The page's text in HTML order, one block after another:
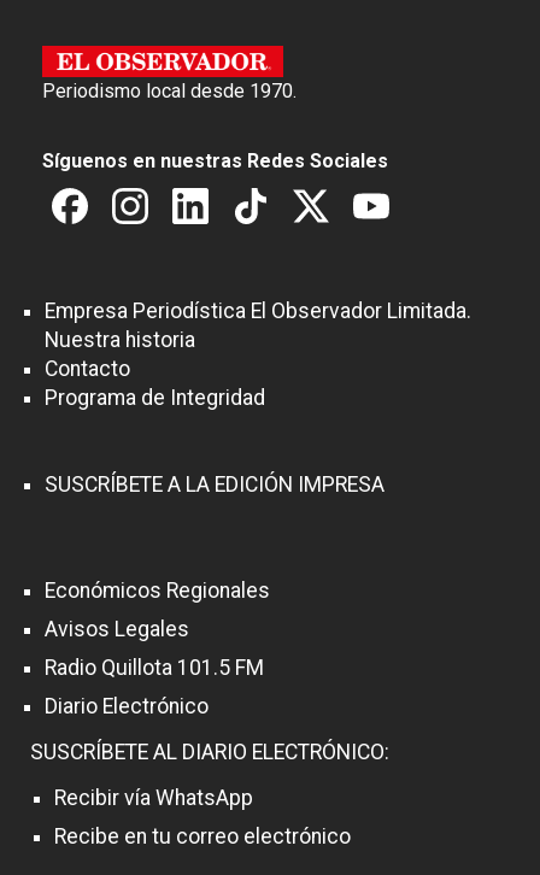
Periodismo local desde 1970.
Síguenos en nuestras Redes Sociales
Empresa Periodística El Observador Limitada.
Nuestra historia
Contacto
Programa de Integridad
SUSCRÍBETE A LA EDICIÓN IMPRESA
Económicos Regionales
Avisos Legales
Radio Quillota 101.5 FM
Diario Electrónico
SUSCRÍBETE AL DIARIO ELECTRÓNICO:
Recibir vía WhatsApp
Recibe en tu correo electrónico